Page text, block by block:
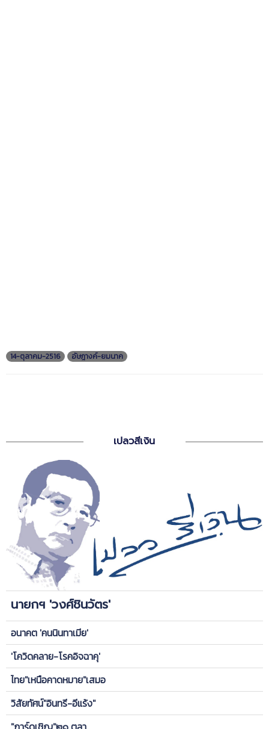
14-ตุลาคม-2516 อัษฎางค์-ยมนาค
เปลวสีเงิน
นายกฯ 'วงศ์ชินวัตร'
อนาคต 'คนนินทาเมีย'
'โควิดคลาย-โรคอิจฉาคุ'
ไทย"เหนือคาดหมาย"เสมอ
วิสัยทัศน์"อินทรี-อีแร้ง"